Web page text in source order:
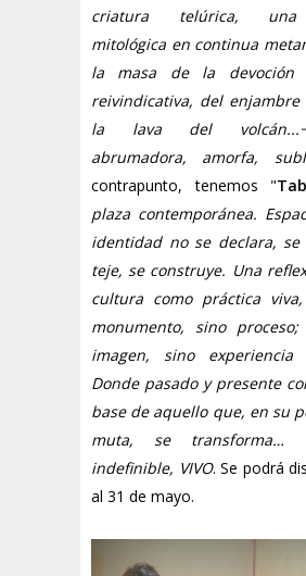
criatura telúrica, una
mitológica en continua
la masa de la
reivindicativa, del
la lava del
abrumadora, amorfa,
contrapunto, tenemos "
plaza contemporánea.
identidad no se declara, se
teje, se construye. Una
cultura como práctica
monumento, sino
imagen, sino experiencia
Donde pasado y presente
base de aquello que, en su
muta, se transforma…
indefinible, VIVO. Se podrá
al 31 de mayo.